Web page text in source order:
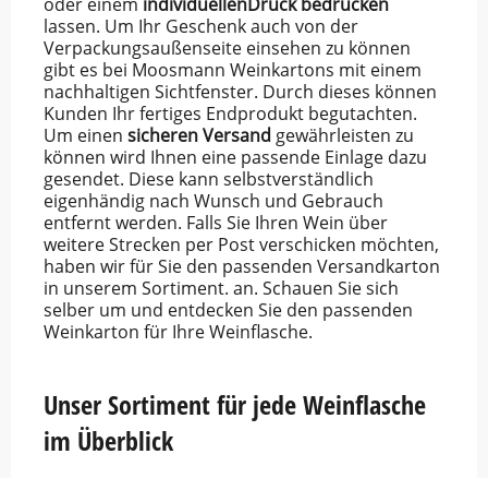
lassen. Um Ihr Geschenk auch von der
Verpackungsaußenseite einsehen zu können
gibt es bei Moosmann Weinkartons mit einem
nachhaltigen Sichtfenster. Durch dieses können
Kunden Ihr fertiges Endprodukt begutachten.
Um einen sicherenVersand gewährleisten zu
können wird Ihnen eine passende Einlage dazu
gesendet. Diese kann selbstverständlich
eigenhändig nach Wunsch und Gebrauch
entfernt werden. Falls Sie Ihren Wein über
weitere Strecken per Post verschicken möchten,
haben wir für Sie den passenden Versandkarton
in unserem Sortiment. an. Schauen Sie sich
selber um und entdecken Sie den passenden
Weinkarton für Ihre Weinflasche.
Unser Sortiment für jede Weinflasche
im Überblick